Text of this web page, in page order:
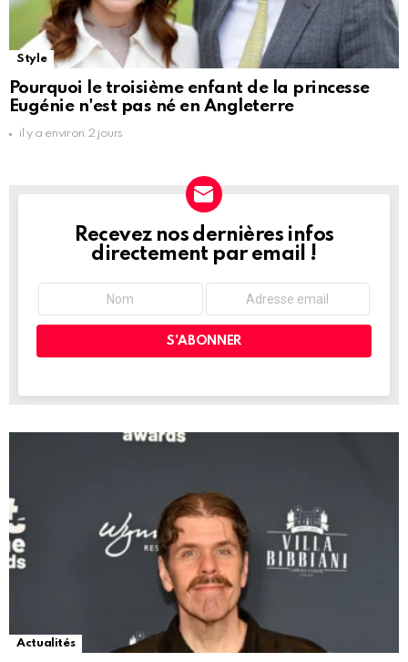
Style
Pourquoi le troisième enfant de la princesse
Eugénie n'est pas né en Angleterre
il y a environ 2 jours
NEWSLETTER
Recevez nos dernières infos
directement par email !
Actualités